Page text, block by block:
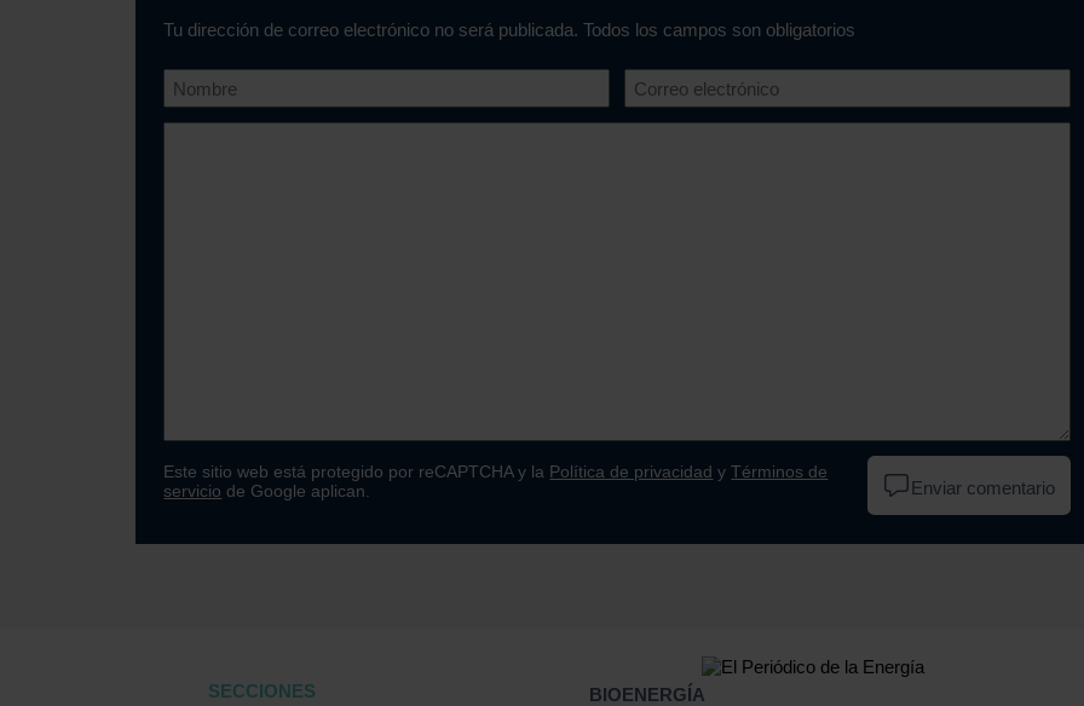
Tu dirección de correo electrónico no será publicada. Todos los campos son obligatorios
Este sitio web está protegido por reCAPTCHA y la Política de privacidad yTérminos de
servicio de Google aplican. Enviar comentario
SECCIONES BIOENERGÍA